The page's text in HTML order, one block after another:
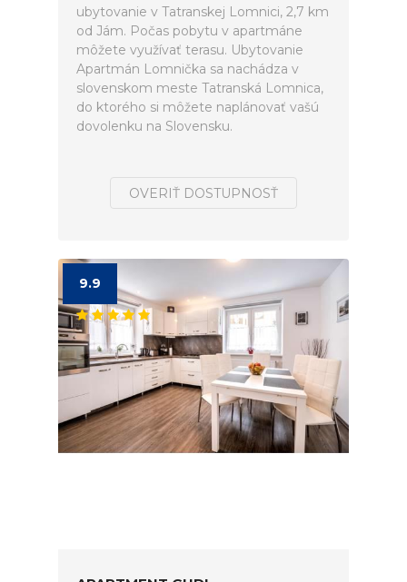
ubytovanie v Tatranskej Lomnici, 2,7 km
od Jám. Počas pobytu v apartmáne
môžete využívať terasu. Ubytovanie
Apartmán Lomnička sa nachádza v
slovenskom meste Tatranská Lomnica,
do ktorého si môžete naplánovať vašú
dovolenku na Slovensku.
OVERIŤ DOSTUPNOSŤ
9.9